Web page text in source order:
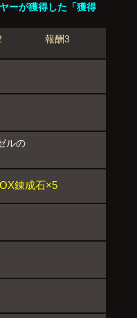
ーが獲得した「獲得
報酬3
ルの
錬成石×5